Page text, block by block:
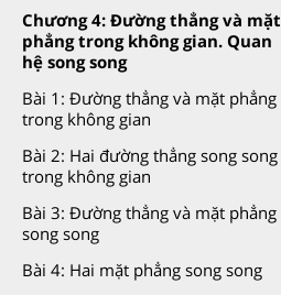
Chương 4: Đường thẳng và mặt
phẳng trong không gian. Quan
hệ song song
Bài 1: Đường thẳng và mặt phẳng
trong không gian
Bài 2: Hai đường thẳng song song
trong không gian
Bài 3: Đường thẳng và mặt phẳng
song song
Bài 4: Hai mặt phẳng song song